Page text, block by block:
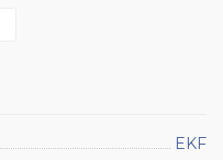
EKF